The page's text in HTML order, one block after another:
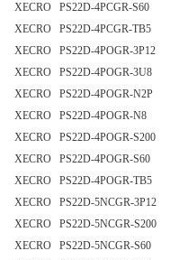
XECRO PS22D-4PCGR-S60
XECRO PS22D-4PCGR-TB5
XECRO PS22D-4POGR-3P12
XECRO PS22D-4POGR-3U8
XECRO PS22D-4POGR-N2P
XECRO PS22D-4POGR-N8
XECRO PS22D-4POGR-S200
XECRO PS22D-4POGR-S60
XECRO PS22D-4POGR-TB5
XECRO PS22D-5NCGR-3P12
XECRO PS22D-5NCGR-S200
XECRO PS22D-5NCGR-S60